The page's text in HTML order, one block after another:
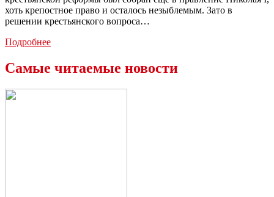
хоть крепостное право и осталось незыблемым. Зато в
решении крестьянского вопроса…
ПодробнееЭтот
истории:
Самые читаемые новости